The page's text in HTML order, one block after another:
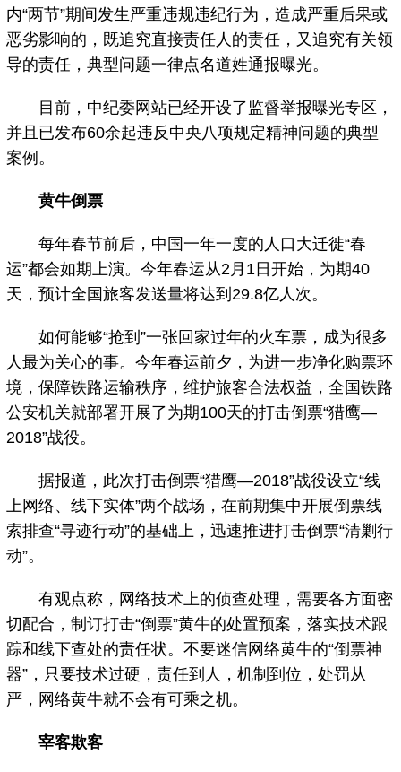
内“两节”期间发生严重违规违纪行为，造成严重后果或
恶劣影响的，既追究直接责任人的责任，又追究有关领
导的责任，典型问题一律点名道姓通报曝光。
目前，中纪委网站已经开设了监督举报曝光专区，
并且已发布60余起违反中央八项规定精神问题的典型
案例。
黄牛倒票
每年春节前后，中国一年一度的人口大迁徙“春
运”都会如期上演。今年春运从2月1日开始，为期40
天，预计全国旅客发送量将达到29.8亿人次。
如何能够“抢到”一张回家过年的火车票，成为很多
人最为关心的事。今年春运前夕，为进一步净化购票环
境，保障铁路运输秩序，维护旅客合法权益，全国铁路
公安机关就部署开展了为期100天的打击倒票“猎鹰—
2018”战役。
据报道，此次打击倒票“猎鹰—2018”战役设立“线
上网络、线下实体”两个战场，在前期集中开展倒票线
索排查“寻迹行动”的基础上，迅速推进打击倒票“清剿行
动”。
有观点称，网络技术上的侦查处理，需要各方面密
切配合，制订打击“倒票”黄牛的处置预案，落实技术跟
踪和线下查处的责任状。不要迷信网络黄牛的“倒票神
器”，只要技术过硬，责任到人，机制到位，处罚从
严，网络黄牛就不会有可乘之机。
宰客欺客